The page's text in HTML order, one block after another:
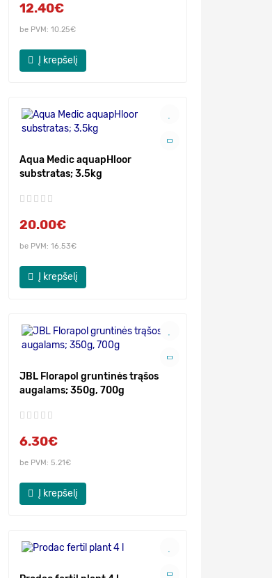
12.40€
be PVM: 10.25€
Į krepšelį
Aqua Medic aquapHloor
substratas; 3.5kg
20.00€
be PVM: 16.53€
Į krepšelį
JBL Florapol gruntinės trąšos
augalams; 350g, 700g
6.30€
be PVM: 5.21€
Į krepšelį